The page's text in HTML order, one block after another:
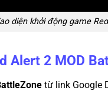
diện khởi động game
Alert 2 MOD
từ link Google